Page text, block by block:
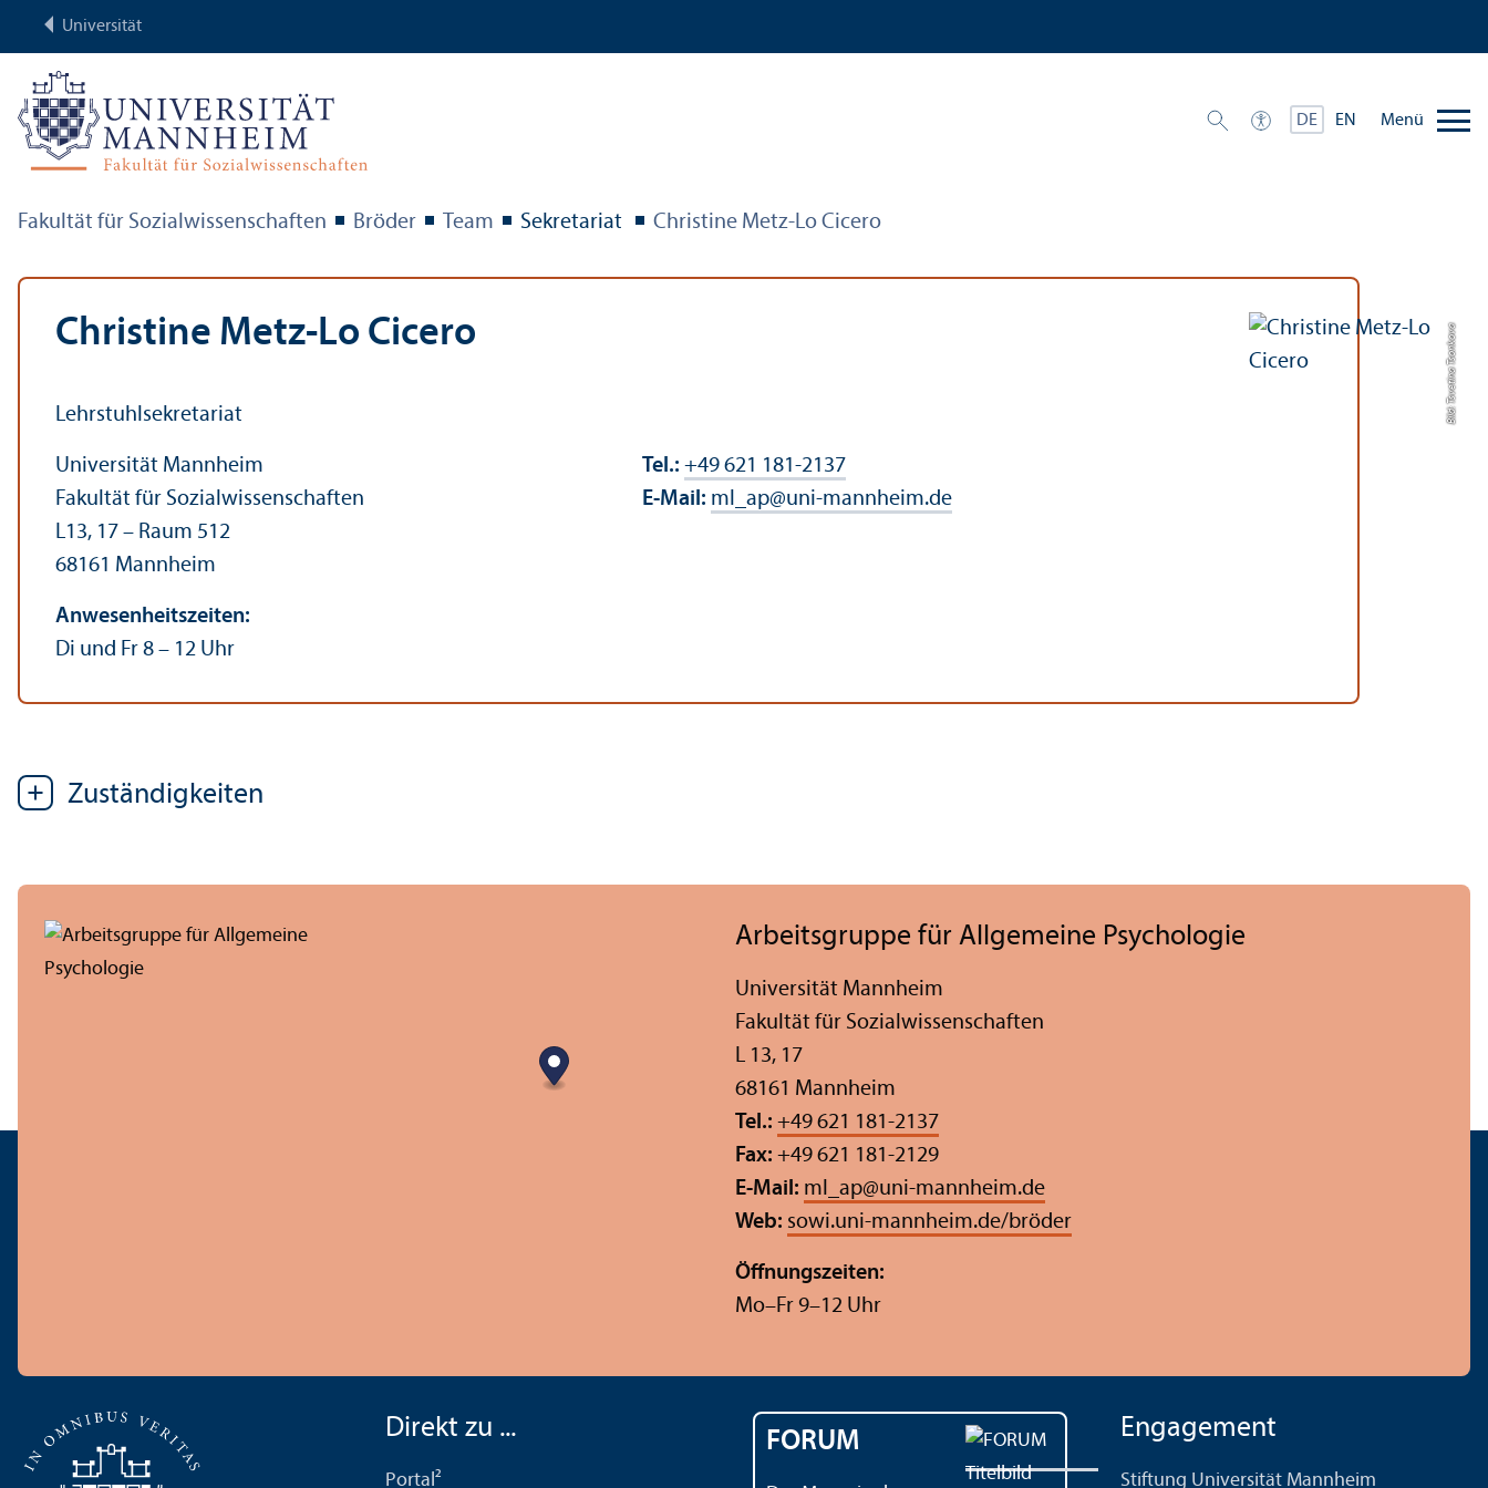
Universität
DE EN Menü
Fakultät für Sozial­wissenschaften Bröder Team Sekretariat Christine Metz-Lo Cicero
Bild: Tsvetina Tsonkova
Christine Metz-Lo Cicero
Lehr­stuhl­sekretariat
Universität Mannheim
Fakultät für Sozial­wissenschaften
L13, 17 – Raum 512
68161 Mannheim
Tel.: +49 621 181-2137
E-Mail: ml_ap@uni-mannheim.de
Anwesenheits­zeiten:
Di und Fr 8 – 12 Uhr
Zuständigkeiten
Arbeits­gruppe für Allgemeine Psychologie
Universität Mannheim
Fakultät für Sozial­wissenschaften
L 13, 17
68161 Mannheim
Tel.: +49 621 181-2137
Fax: +49 621 181-2129
E-Mail: ml_ap@uni-mannheim.de
Web: sowi.uni-mannheim.de/bröder
Öffnungs­zeiten:
Mo–Fr 9–12 Uhr
Direkt zu ...
Portal²
FORUM Engagement
Stiftung Universität Mannheim